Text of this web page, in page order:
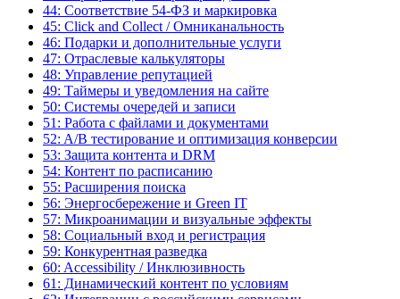
44: Соответствие 54-ФЗ и маркировка
45: Click and Collect / Омниканальность
46: Подарки и дополнительные услуги
47: Отраслевые калькуляторы
48: Управление репутацией
49: Таймеры и уведомления на сайте
50: Системы очередей и записи
51: Работа с файлами и документами
52: A/B тестирование и оптимизация конверсии
53: Защита контента и DRM
54: Контент по расписанию
55: Расширения поиска
56: Энергосбережение и Green IT
57: Микроанимации и визуальные эффекты
58: Социальный вход и регистрация
59: Конкурентная разведка
60: Accessibility / Инклюзивность
61: Динамический контент по условиям